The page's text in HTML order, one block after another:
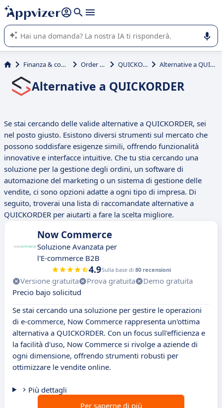
righe con
shift + enter
L'IA di Appvizer vi guida nell'utilizzo o nella scelta di un
software SaaS per la vostra azienda.
Finanza & contabilità Order Entry QUICKORDER Alternative a QUICKORDER
Alternative a QUICKORDER
Se stai cercando delle valide alternative a QUICKORDER, sei
nel posto giusto. Esistono diversi strumenti sul mercato che
possono soddisfare esigenze simili, offrendo funzionalità
innovative e interfacce intuitive. Che tu stia cercando una
soluzione per la gestione degli ordini, un software di
automazione del marketing o un sistema di gestione delle
vendite, ci sono opzioni adatte a ogni tipo di impresa. Di
seguito, troverai una lista di raccomandate alternative a
QUICKORDER per aiutarti a fare la scelta migliore.
Now Commerce
Soluzione Avanzata per
l'E-commerce B2B
4.9Sulla base di 80 recensioni
Versione gratuita Prova gratuita
Demo gratuita
Precio bajo solicitud
Se stai cercando una soluzione per gestire le operazioni
di e-commerce, Now Commerce rappresenta un'ottima
alternativa a QUICKORDER. Con un focus sull'efficienza e
la facilità d'uso, Now Commerce si rivolge a aziende di
ogni dimensione, offrendo strumenti robusti per
ottimizzare le vendite online.
Più dettagli
Per saperne di più